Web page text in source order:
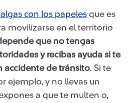
con los papeles que es
movilizarse en el territorio
que no tengas
y recibas ayuda si te
accidente de tránsito. Si te
ejemplo, y no llevas un
a que te multen o,